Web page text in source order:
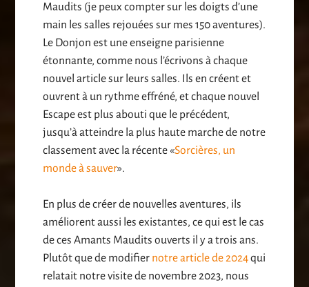
Maudits (je peux compter sur les doigts d’une
main les salles rejouées sur mes 150 aventures).
Le Donjon est une enseigne parisienne
étonnante, comme nous l’écrivons à chaque
nouvel article sur leurs salles. Ils en créent et
ouvrent à un rythme effréné, et chaque nouvel
Escape est plus abouti que le précédent,
jusqu’à atteindre la plus haute marche de notre
classement avec la récente «Sorcières, un
monde à sauver».
En plus de créer de nouvelles aventures, ils
améliorent aussi les existantes, ce qui est le cas
de ces Amants Maudits ouverts il y a trois ans.
Plutôt que de modifier notre article de 2024qui
relatait notre visite de novembre 2023, nous